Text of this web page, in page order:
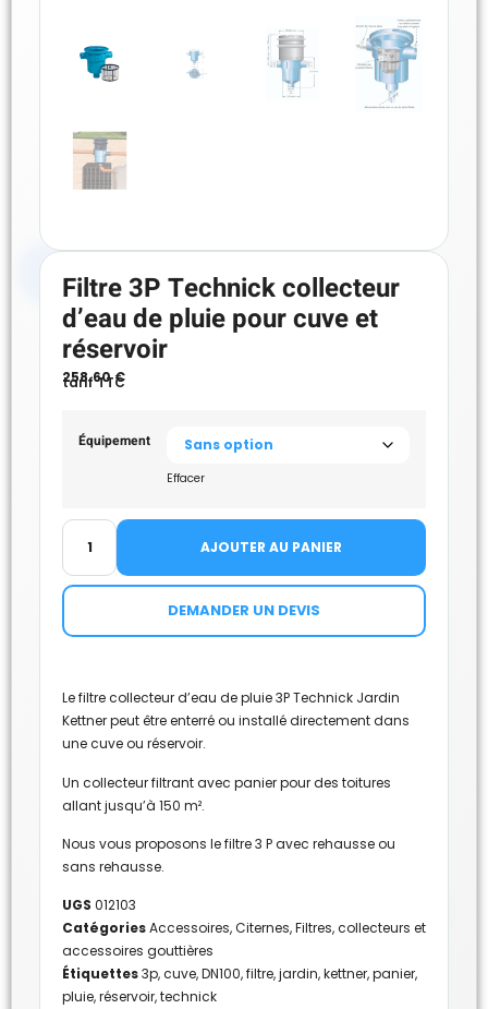
Filtre 3P Technick collecteur
d’eau de pluie pour cuve et
réservoir
258.60€
tarif TTC
Équipement
Effacer
AJOUTER AU PANIER
DEMANDER UN DEVIS
Le filtre collecteur d’eau de pluie 3P Technick Jardin
Kettner peut être enterré ou installé directement dans
une cuve ou réservoir.
Un collecteur filtrant avec panier pour des toitures
allant jusqu’à 150 m².
Nous vous proposons le filtre 3 P avec rehausse ou
sans rehausse.
UGS 012103
CatégoriesAccessoires,Citernes,Filtres, collecteurs et
accessoires gouttières
Étiquettes3p,cuve,DN100,filtre,jardin,kettner,panier,
pluie,réservoir,technick